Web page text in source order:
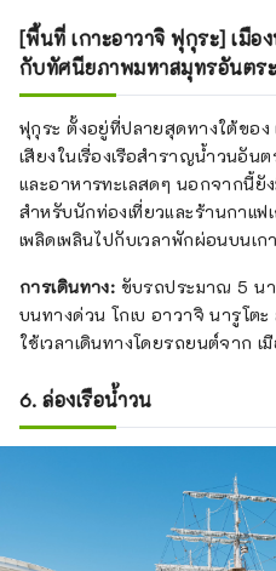
[พื้นที่ เกาะอาวาจิ ฟุกุระ] เมื
กับทัศนียภาพมหาสมุทรอันตร
ฟุกุระ ตั้งอยู่ที่ปลายสุดทางใต้ของ
เสียงในเรื่องเรือสำราญน้ำวนอัน
และอาหารทะเลสดๆ นอกจากนี้
สำหรับนักท่องเที่ยวและร้านกาแ
เพลิดเพลินไปกับเวลาพักผ่อนบนเก
การเดินทาง: ขับรถประมาณ 5 นา
บนทางด่วน โกเบ อาวาจิ นารูโต
ใช้เวลาเดินทางโดยรถยนต์จาก เ
6. ล่องเรือน้ำวน